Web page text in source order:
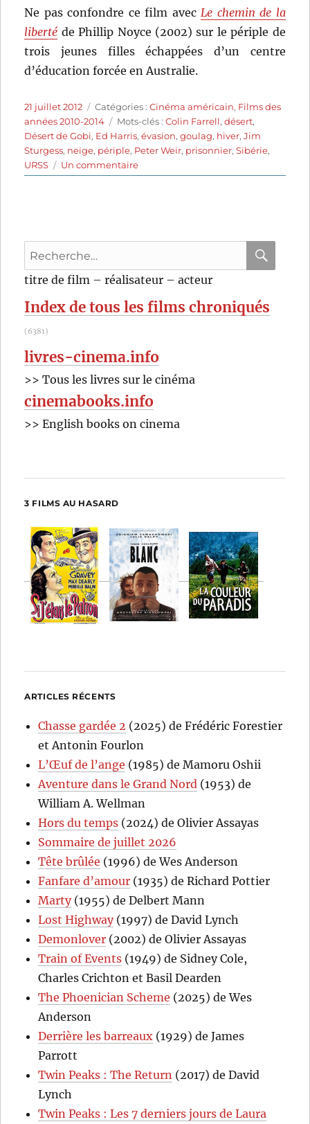
Ne pas confondre ce film avec Le chemin de la
liberté de Phillip Noyce (2002) sur le périple de
trois jeunes filles échappées d’un centre
d’éducation forcée en Australie.
Publié
le
21 juillet 2012 Catégories
Catégories :Cinéma américain, Films des
années 2010-2014
Étiquettes
Mots-clés :Colin Farrell,désert,
Désert de Gobi, Ed Harris,évasion,goulag, hiver,Jim
Sturgess, neige, périple, Peter Weir, prisonnier,Sibérie,
URSS
Un commentairesur
Les
Peter
Recherche
pour
:
titre de film – réalisateur – acteur
Index de tous les films chroniqués
(6381)
livres-cinema.info
>> Tous les livres sur le cinéma
cinemabooks.info
>> English books on cinema
3 FILMS AU HASARD
ARTICLES RÉCENTS
Chasse gardée 2 (2025) de Frédéric Forestier
et Antonin Fourlon
L’Œuf de l’ange (1985) de Mamoru Oshii
Aventure dans le Grand Nord (1953) de
William A. Wellman
Hors du temps (2024) de Olivier Assayas
Sommaire de juillet 2026
Tête brûlée (1996) de Wes Anderson
Fanfare d’amour (1935) de Richard Pottier
Marty(1955) de Delbert Mann
Lost Highway(1997) de David Lynch
Demonlover (2002) de Olivier Assayas
Train of Events (1949) de Sidney Cole,
Charles Crichton et Basil Dearden
The Phoenician Scheme (2025) de Wes
Anderson
Derrière les barreaux (1929) de James
Parrott
Twin Peaks : The Return (2017) de David
Lynch
Twin Peaks : Les 7 derniers jours de Laura